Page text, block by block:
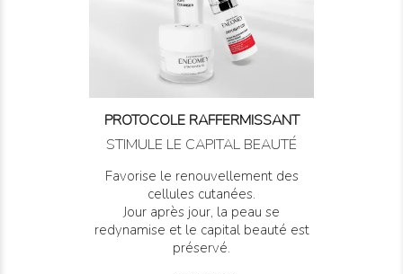
PROTOCOLE RAFFERMISSANT
STIMULE LE CAPITAL BEAUTÉ
Favorise le renouvellement des
cellules cutanées.
Jour après jour, la peau se
redynamise et le capital beauté est
préservé.